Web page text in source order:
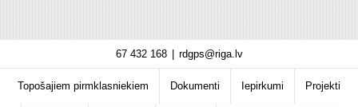
content
67 432 168 rdgps@riga.lv
Topošajiem pirmklasniekiem Dokumenti Iepirkumi Projekti